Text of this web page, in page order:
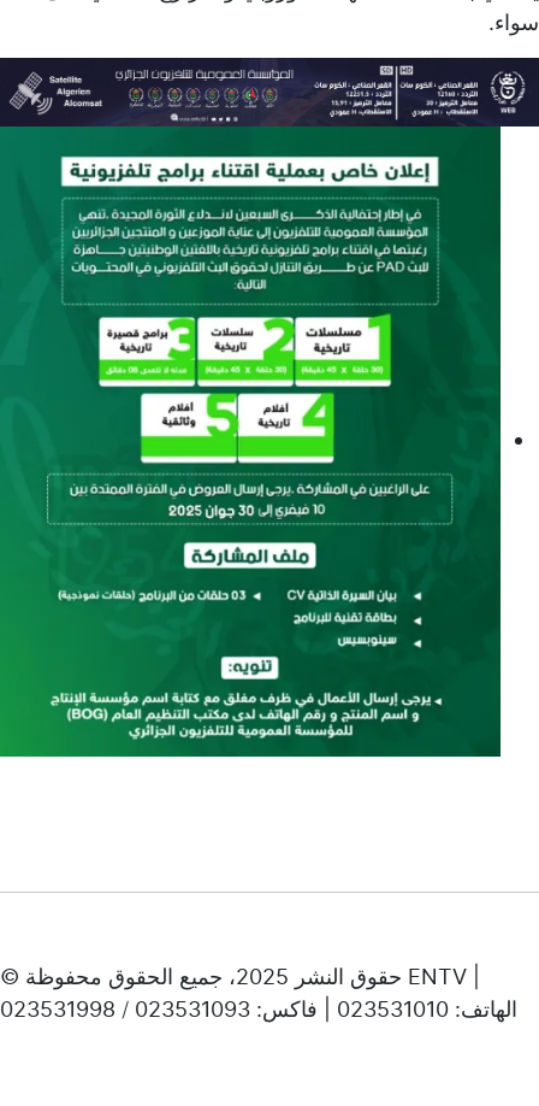
سواء.
© حقوق النشر 2025، جميع الحقوق محفوظة ENTV |
الهاتف: 023531010 | فاكس: 023531093 / 023531998